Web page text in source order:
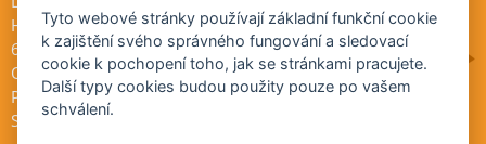
Hodonín
695 01
Otevřeno:
Po-Pá 9-17
So 9-11:30
Tyto webové stránky používají základní funkční cookie
k zajištění svého správného fungování a sledovací
cookie k pochopení toho, jak se stránkami pracujete.
Další typy cookies budou použity pouze po vašem
schválení.